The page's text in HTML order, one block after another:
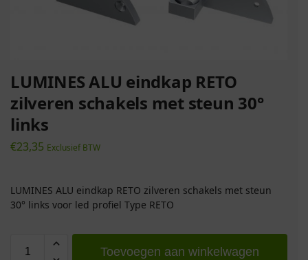
LUMINES ALU eindkap RETO
zilveren schakels met steun 30°
links
€23,35 Exclusief BTW
LUMINES ALU eindkap RETO zilveren schakels met steun
30° links voor led profiel Type RETO
Toevoegen aan winkelwagen